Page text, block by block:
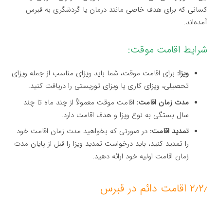
کسانی که برای هدف خاصی مانند درمان یا گردشگری به قبرس
آمده‌اند.
شرایط اقامت موقت:
ویزا: برای اقامت موقت، شما باید ویزای مناسب از جمله ویزای
تحصیلی، ویزای کاری یا ویزای توریستی را دریافت کنید.
مدت زمان اقامت: اقامت موقت معمولاً از چند ماه تا چند
سال بستگی به نوع ویزا و هدف اقامت دارد.
تمدید اقامت: در صورتی که بخواهید مدت زمان اقامت خود
را تمدید کنید، باید درخواست تمدید ویزا را قبل از پایان مدت
زمان اقامت اولیه خود ارائه دهید.
۲٫۲٫ اقامت دائم در قبرس